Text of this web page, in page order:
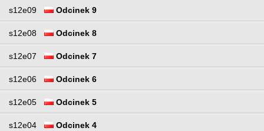
s12e09 Odcinek 9
s12e08 Odcinek 8
s12e07 Odcinek 7
s12e06 Odcinek 6
s12e05 Odcinek 5
s12e04 Odcinek 4